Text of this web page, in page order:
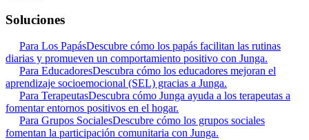
Soluciones
Para Los PapásDescubre cómo los papás facilitan las rutinas
diarias y promueven un comportamiento positivo con Junga.
Para EducadoresDescubra cómo los educadores mejoran el
aprendizaje socioemocional (SEL) gracias a Junga.
Para TerapeutasDescubra cómo Junga ayuda a los terapeutas a
fomentar entornos positivos en el hogar.
Para Grupos SocialesDescubre cómo los grupos sociales
fomentan la participación comunitaria con Junga.